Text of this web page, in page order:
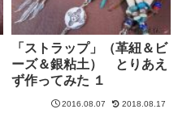
「ストラップ」（革紐＆ビ
ーズ＆銀粘土） とりあえ
ず作ってみた １
2016.08.07 2018.08.17